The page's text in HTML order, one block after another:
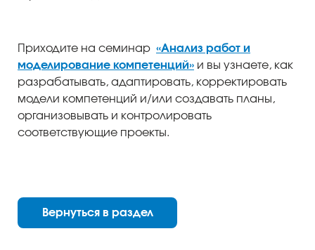
Приходите на семинар «Анализ работ и
моделирование компетенций» и вы узнаете, как
разрабатывать, адаптировать, корректировать
модели компетенций и/или создавать планы,
организовывать и контролировать
соответствующие проекты.
Вернуться в раздел